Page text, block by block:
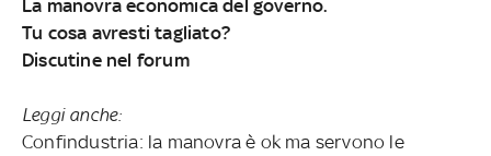
La manovra economica del governo.
Tu cosa avresti tagliato?
Discutine nel forum
Leggi anche:
Confindustria: la manovra è ok ma servono le